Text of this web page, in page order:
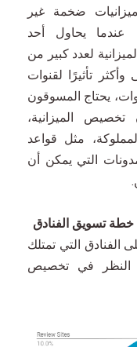
ضخمة غير
عندما يحاول أحد
لعدد كبير من
تأثيرًا لقنوات
يحتاج المسوقون
الميزانية،
مثل قواعد
التي يمكن أن
خطة تسويق الفنادق
الفنادق التي تمتلك
النظر في تخصيص